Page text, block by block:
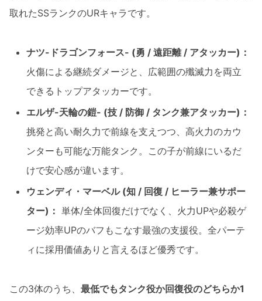
取れたSSランクのURキャラです。
ナツ-ドラゴンフォース- (勇 / 遠距離 / アタッカー)：
火傷による継続ダメージと、広範囲の殲滅力を両立
できるトップアタッカーです。
エルザ-天輪の鎧- (技 / 防御 / タンク兼アタッカー)：
挑発と高い耐久力で前線を支えつつ、高火力のカウ
ンターも可能な万能タンク。この子が前線にいるだ
けで安心感が違います。
ウェンディ・マーベル (知 / 回復 / ヒーラー兼サポー
ター)： 単体/全体回復だけでなく、火力UPや必殺ゲ
ージ効率UPのバフもこなす最強の支援役。全パーテ
ィに採用価値ありと言えるほど優秀です。
この3体のうち、 最低でもタンク役か回復役のどちらか1